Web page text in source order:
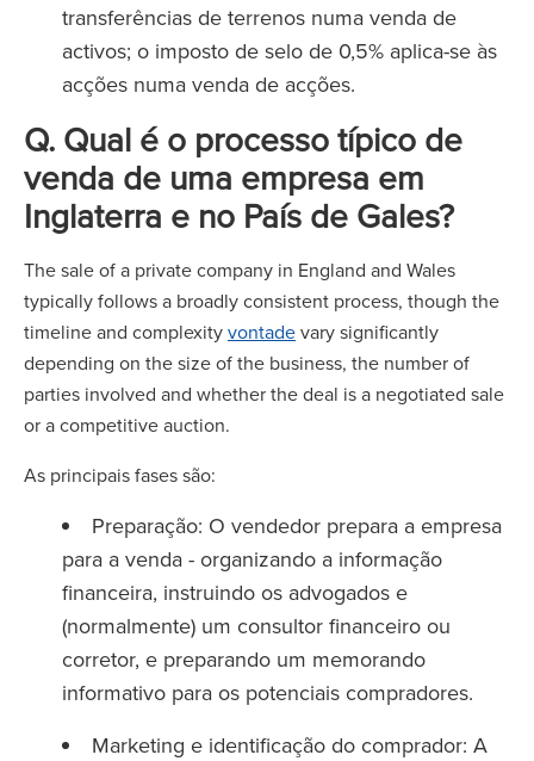
transferências de terrenos numa venda de
activos; o imposto de selo de 0,5% aplica-se às
acções numa venda de acções.
Q. Qual é o processo típico de
venda de uma empresa em
Inglaterra e no País de Gales?
The sale of a private company in England and Wales
typically follows a broadly consistent process, though the
timeline and complexityvontadevary significantly
depending on the size of the business, the number of
parties involved and whether the deal is a negotiated sale
or a competitive auction.
As principais fases são:
Preparação: O vendedor prepara a empresa
para a venda - organizando a informação
financeira, instruindo os advogados e
(normalmente) um consultor financeiro ou
corretor, e preparando um memorando
informativo para os potenciais compradores.
Marketing e identificação do comprador: A